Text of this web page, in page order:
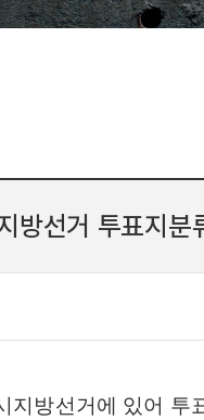
방선거 투표지
지방선거에 있어 투